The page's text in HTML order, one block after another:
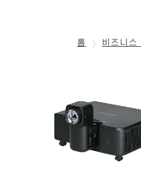
홈 비즈니스